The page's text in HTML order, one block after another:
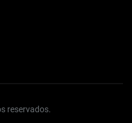
reservados.